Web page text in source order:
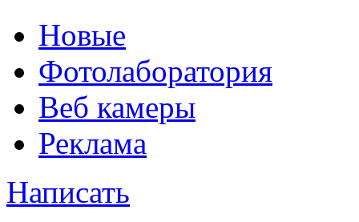
Новые
Фотолаборатория
Веб камеры
Реклама
Написать